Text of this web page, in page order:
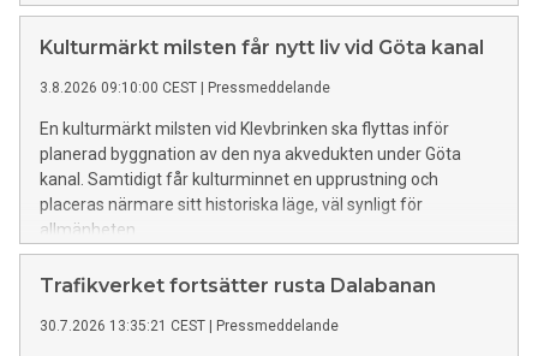
06.00.
Kulturmärkt milsten får nytt liv vid Göta kanal
3.8.2026 09:10:00 CEST Pressmeddelande
En kulturmärkt milsten vid Klevbrinken ska flyttas inför
planerad byggnation av den nya akvedukten under Göta
kanal. Samtidigt får kulturminnet en upprustning och
placeras närmare sitt historiska läge, väl synligt för
allmänheten.
Trafikverket fortsätter rusta Dalabanan
30.7.2026 13:35:21 CEST Pressmeddelande